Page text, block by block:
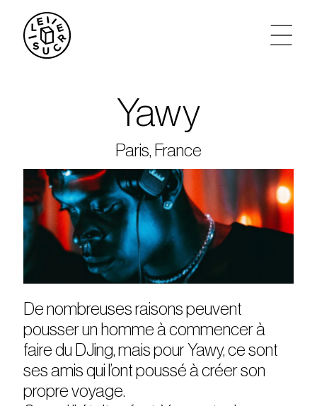
agenda
tickets
le sucre max
partenariats
Yawy
Paris, France
De nombreuses raisons peuvent
pousser un homme à commencer à
faire du DJing, mais pour Yawy, ce sont
ses amis qui l’ont poussé à créer son
propre voyage.